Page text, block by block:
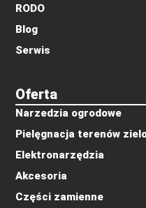
Oferta
Narzedzia ogrodowe
Pielęgnacja terenów
Elektronarzędzia
Akcesoria
Części zamienne
RODO
Blog
Serwis